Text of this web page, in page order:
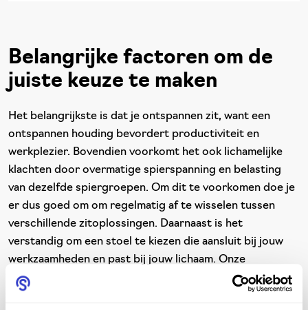
Belangrijke factoren om de
juiste keuze te maken
Het belangrijkste is dat je ontspannen zit, want een
ontspannen houding bevordert productiviteit en
werkplezier. Bovendien voorkomt het ook lichamelijke
klachten door overmatige spierspanning en belasting
van dezelfde spiergroepen. Om dit te voorkomen doe je
er dus goed om om regelmatig af te wisselen tussen
verschillende zitoplossingen. Daarnaast is het
verstandig om een stoel te kiezen die aansluit bij jouw
werkzaamheden en past bij jouw lichaam. Onze
producten
zijn stuk voor stuk voorzien van een
omschrijving van al hun voordelen en specificaties.